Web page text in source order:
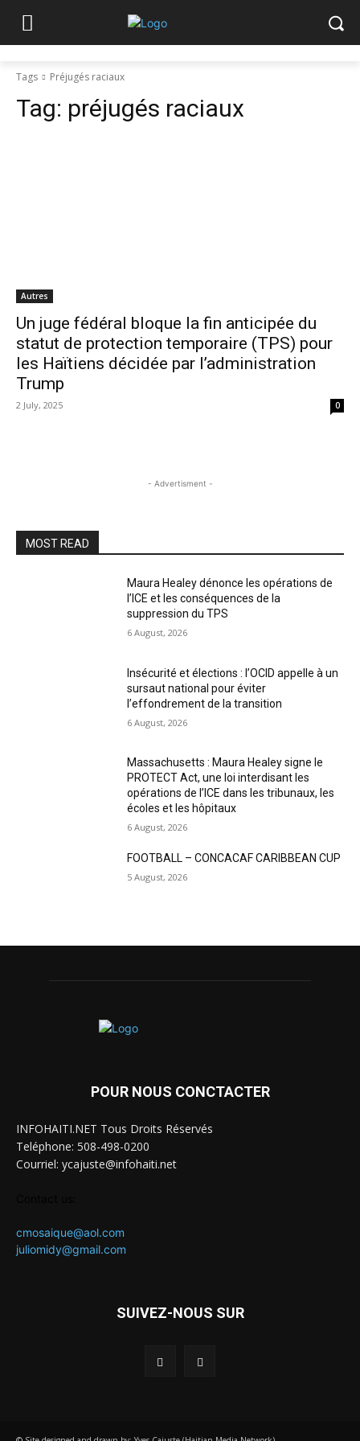
Tags Préjugés raciaux
Tag: préjugés raciaux
Autres
Un juge fédéral bloque la fin anticipée du
statut de protection temporaire (TPS) pour
les Haïtiens décidée par l’administration
Trump
2 July, 2025 0
- Advertisment -
MOST READ
Maura Healey dénonce les opérations de
l’ICE et les conséquences de la
suppression du TPS
6 August, 2026
Insécurité et élections : l’OCID appelle à un
sursaut national pour éviter
l’effondrement de la transition
6 August, 2026
Massachusetts : Maura Healey signe le
PROTECT Act, une loi interdisant les
opérations de l’ICE dans les tribunaux, les
écoles et les hôpitaux
6 August, 2026
FOOTBALL – CONCACAF CARIBBEAN CUP
5 August, 2026
POUR NOUS CONCTACTER
INFOHAITI.NET Tous Droits Réservés
Teléphone: 508-498-0200
Courriel: ycajuste@infohaiti.net
cmosaique@aol.com
juliomidy@gmail.com
SUIVEZ-NOUS SUR